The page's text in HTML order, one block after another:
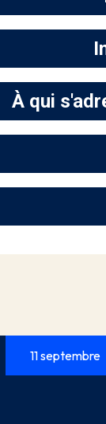
À qui
11 septembre